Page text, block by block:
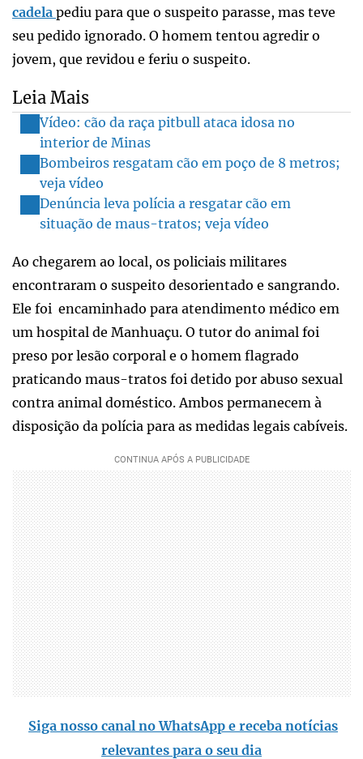
cadela pediu para que o suspeito parasse, mas teve
seu pedido ignorado. O homem tentou agredir o
jovem, que revidou e feriu o suspeito.
Leia Mais
Vídeo: cão da raça pitbull ataca idosa no
interior de Minas
Bombeiros resgatam cão em poço de 8 metros;
veja vídeo
Denúncia leva polícia a resgatar cão em
situação de maus-tratos; veja vídeo
Ao chegarem ao local, os policiais militares
encontraram o suspeito desorientado e sangrando.
Ele foi encaminhado para atendimento médico em
um hospital de Manhuaçu. O tutor do animal foi
preso por lesão corporal e o homem flagrado
praticando maus-tratos foi detido por abuso sexual
contra animal doméstico. Ambos permanecem à
disposição da polícia para as medidas legais cabíveis.
Siga nosso canal no WhatsApp e receba notícias
relevantes para o seu dia